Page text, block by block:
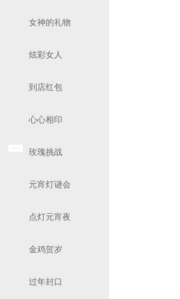
女神的礼物
炫彩女人
到店红包
心心相印
玫瑰挑战
元宵灯谜会
点灯元宵夜
金鸡贺岁
过年封口